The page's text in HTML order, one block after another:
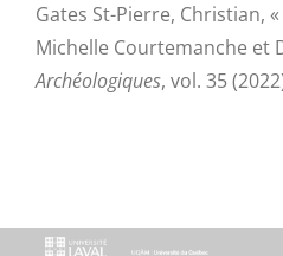
Gates St-Pierre, Christian,
Michelle Courtemanche et
Archéologiques, vol. 35